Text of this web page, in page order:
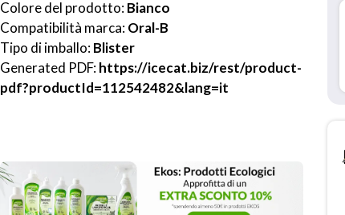
Colore del prodotto: Bianco
Compatibilità marca: Oral-B
Tipo di imballo: Blister
Generated PDF: https://icecat.biz/rest/product-
pdf?productId=112542482&lang=it